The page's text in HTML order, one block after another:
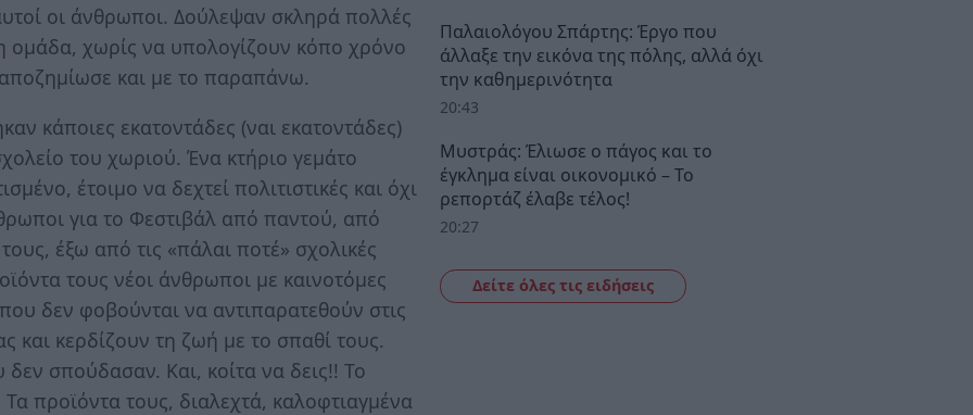
οι άνθρωποι. Δούλεψαν σκληρά πολλές
ομάδα, χωρίς να υπολογίζουν κόπο χρόνο
και με το παραπάνω.
κάποιες εκατοντάδες (ναι εκατοντάδες)
του χωριού. Ένα κτήριο γεμάτο
έτοιμο να δεχτεί πολιτιστικές και όχι
για το Φεστιβάλ από παντού, από
έξω από τις «πάλαι ποτέ» σχολικές
τους νέοι άνθρωποι με καινοτόμες
δεν φοβούνται να αντιπαρατεθούν στις
και κερδίζουν τη ζωή με το σπαθί τους.
σπούδασαν. Και, κοίτα να δεις!! Το
προϊόντα τους, διαλεχτά, καλοφτιαγμένα
Παλαιολόγου Σπάρτης: Έργο που
άλλαξε την εικόνα της πόλης, αλλά όχι
την καθημερινότητα
20:43
Μυστράς: Έλιωσε ο πάγος και το
έγκλημα είναι οικονομικό – Το
ρεπορτάζ έλαβε τέλος!
20:27
Δείτε όλες τις ειδήσεις